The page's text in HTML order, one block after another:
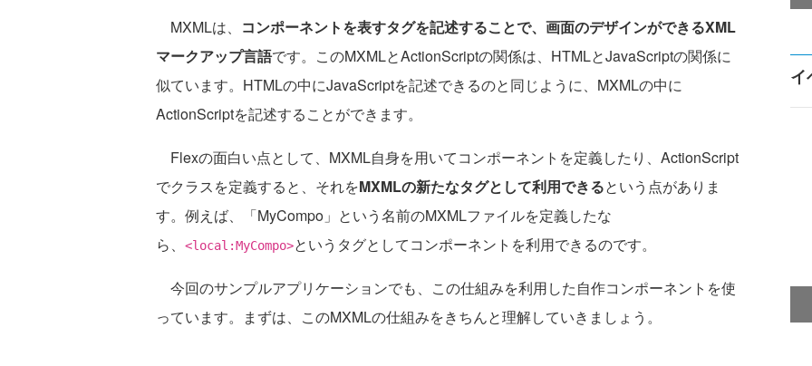
MXMLは、 コンポーネントを表すタグを記述することで、画面のデザインができるXML
マークアップ言語です。このMXMLとActionScriptの関係は、HTMLとJavaScriptの関係に
似ています。HTMLの中にJavaScriptを記述できるのと同じように、MXMLの中に
ActionScriptを記述することができます。
Flexの面白い点として、MXML自身を用いてコンポーネントを定義したり、ActionScript
でクラスを定義すると、それをMXMLの新たなタグとして利用できるという点がありま
す。例えば、「MyCompo」という名前のMXMLファイルを定義したな
ら、
<local:MyCompo>というタグとしてコンポーネントを利用できるのです。
今回のサンプルアプリケーションでも、この仕組みを利用した自作コンポーネントを使
っています。まずは、このMXMLの仕組みをきちんと理解していきましょう。
イ